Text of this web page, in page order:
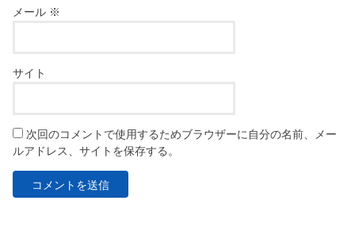
メール ※
サイト
次回のコメントで使用するためブラウザーに自分の名前、メー
ルアドレス、サイトを保存する。